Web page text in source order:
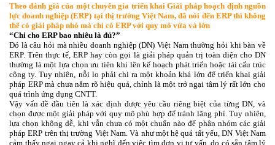
Theo đánh giá của một chuyên gia triển khai Giải pháp hoạch định nguồn
lực doanh nghiệp (ERP) tại thị trường Việt Nam, đã nói đến ERP thì không
thể có giải pháp nhỏ mà chỉ có ERP với quy mô vừa và lớn
“Chi cho ERP bao nhiêu là đủ?”
Đó là câu hỏi mà nhiều doanh nghiệp (DN) Việt Nam thường hỏi khi bàn về
ERP. Trên thực tế, ERP hay còn gọi là giải pháp quản trị toàn diện cho DN
thường là một lựa chọn ưu tiên khi lên kế hoạch phát triển hoặc tái cấu trúc
công ty. Tuy nhiên, nỗi lo phải chi ra một khoản khá lớn để triển khai giải
pháp ERP mà chưa nắm rõ hiệu quả, chính là một trở ngại tâm lý rất lớn cho
quá trình ứng dụng CNTT.
Vậy vấn đề đầu tiên là xác định được yêu cầu riêng biệt của từng DN, và
chọn được một giải pháp với quy mô phù hợp để tránh lãng phí. Tuy nhiên,
lựa chọn không dễ, khi vẫn chưa có một chuẩn nào để phân nhóm các giải
pháp ERP trên thị trường Việt Nam. Và như một hệ quả tất yếu, DN Việt Nam
cảm thấy ngại ngay cả khi nghĩ đến việc tìm đơn vị tư vấn, do có sẵn tâm lý